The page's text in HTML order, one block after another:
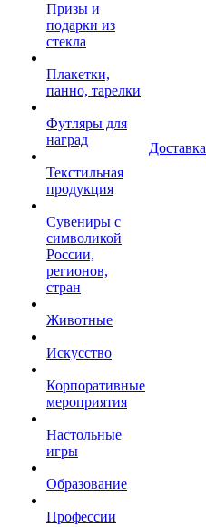
Призы и
подарки из
стекла
Плакетки,
панно, тарелки
Футляры для
наград
Текстильная
продукция
Сувениры с
символикой
России,
регионов,
стран
Животные
Искусство
Корпоративные
мероприятия
Настольные
игры
Образование
Профессии
Доставка